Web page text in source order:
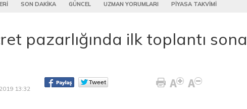
SON DAKİKA GÜNCEL UZMAN YORUMLARI PİYASA TAKVİMİ
pazarlığında ilk toplantı sona
13:32